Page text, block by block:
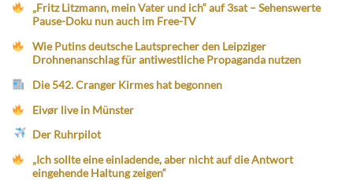
„Fritz Litzmann, mein Vater und ich“ auf 3sat – Sehenswerte
Pause-Doku nun auch im Free-TV
Wie Putins deutsche Lautsprecher den Leipziger
Drohnenanschlag für antiwestliche Propaganda nutzen
Die 542. Cranger Kirmes hat begonnen
Eivør live in Münster
Der Ruhrpilot
„Ich sollte eine einladende, aber nicht auf die Antwort
eingehende Haltung zeigen“